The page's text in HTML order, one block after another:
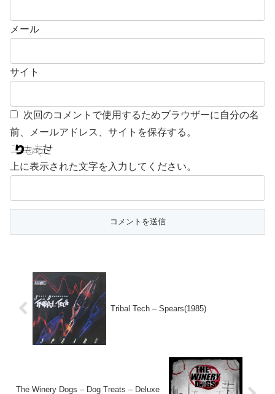
メール
サイト
次回のコメントで使用するためブラウザーに自分の名
前、メールアドレス、サイトを保存する。
上に表示された文字を入力してください。
Tribal Tech – Spears(1985)
The Winery Dogs – Dog Treats – Deluxe